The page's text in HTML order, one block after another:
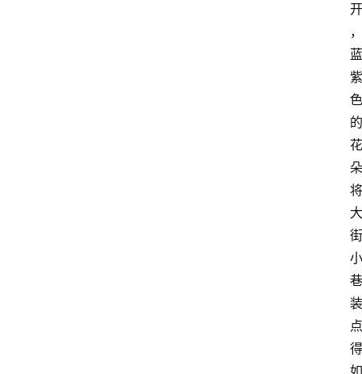
开
，
蓝
紫
色
的
花
朵
将
大
街
小
巷
装
点
得
如